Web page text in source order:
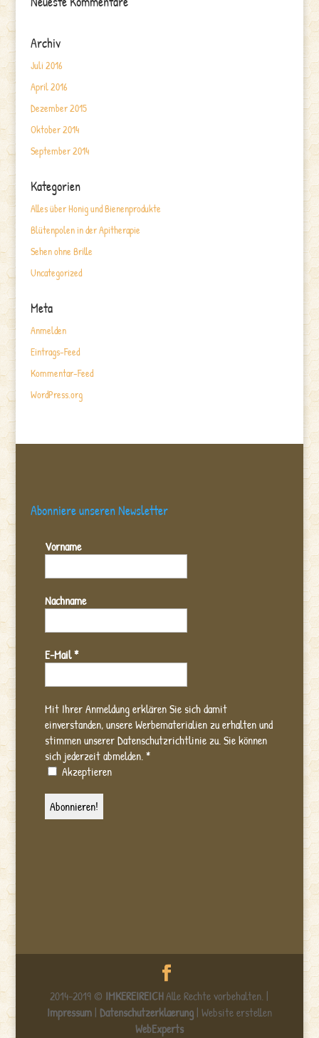
Archiv
Juli 2016
April 2016
Dezember 2015
Oktober 2014
September 2014
Kategorien
Alles über Honig und Bienenprodukte
Blütenpolen in der Apitherapie
Sehen ohne Brille
Uncategorized
Meta
Anmelden
Eintrags-Feed
Kommentar-Feed
WordPress.org
Abonniere unseren Newsletter
Vorname
Nachname
E-Mail*
Mit Ihrer Anmeldung erklären Sie sich damit
einverstanden, unsere Werbematerialien zu erhalten und
stimmen unserer Datenschutzrichtlinie zu. Sie können
sich jederzeit abmelden.*
Akzeptieren
2014-2019 © IMKEREIREICHAlle Rechte vorbehalten. |
Impressum| Datenschutzerklaerung| Website erstellen
WebExperts